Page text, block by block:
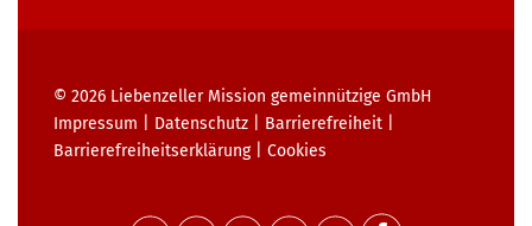
© 2026 Liebenzeller Mission gemeinnützige GmbH
Impressum
Datenschutz Barrierefreiheit
Barrierefreiheits­erklärung| Cookies